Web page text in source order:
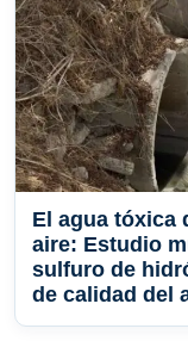
El agua tóxica
aire: Estudio
sulfuro de
de calidad del